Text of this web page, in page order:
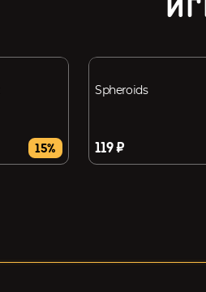
15%
Spheroids
119 ₽